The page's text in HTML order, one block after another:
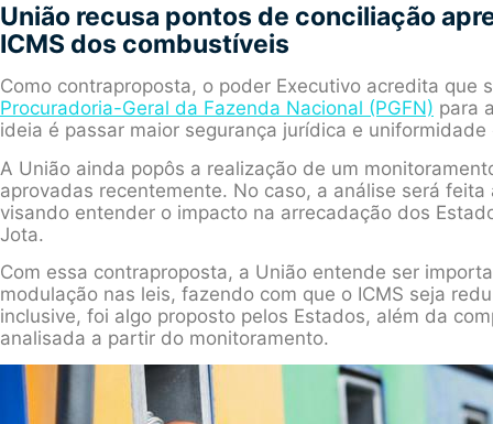
União recusa pontos de conciliação
ICMS dos combustíveis
Como contraproposta, o poder Executivo acredita que
Procuradoria-Geral da Fazenda Nacional (PGFN) para
ideia é passar maior segurança jurídica e uniformidade
A União ainda popôs a realização de um
aprovadas recentemente. No caso, a análise será
visando entender o impacto na arrecadação dos
Jota.
Com essa contraproposta, a União entende ser
modulação nas leis, fazendo com que o ICMS seja
inclusive, foi algo proposto pelos Estados, além da
analisada a partir do monitoramento.